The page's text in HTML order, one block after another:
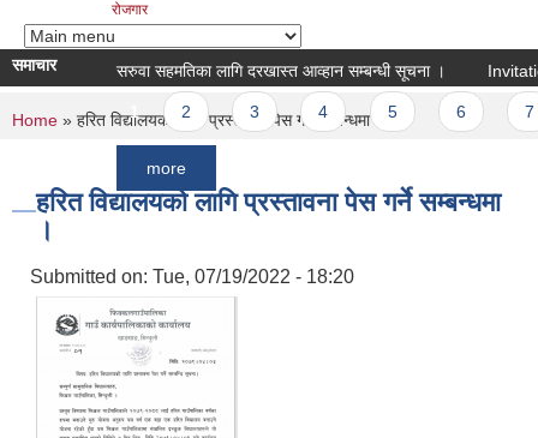
रोजगार
समाचार सरुवा सहमतिका लागि दरखास्त आव्हान सम्बन्धी सूचना । Invitation
Pages
1 2 3 4 5
You are here
Home » हरित विद्यालयको लागि प्रस्तावना पेस गर्ने सम्बन्धमा ।
हरित विद्यालयको लागि प्रस्तावना पेस गर्ने सम्बन्धमा
।
Submitted on: Tue, 07/19/2022 - 18:20